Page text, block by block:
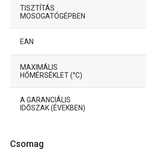
TISZTÍTÁS
MOSOGATÓGÉPBEN
EAN
MAXIMÁLIS
HŐMÉRSÉKLET (°C)
A GARANCIÁLIS
IDŐSZAK (ÉVEKBEN)
Csomag